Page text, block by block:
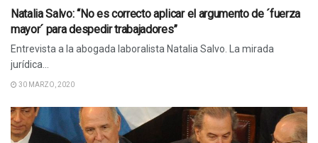
Natalia Salvo: “No es correcto aplicar el argumento de ´fuerza
mayor´ para despedir trabajadores”
Entrevista a la abogada laboralista Natalia Salvo. La mirada
jurídica...
30 MARZO, 2020